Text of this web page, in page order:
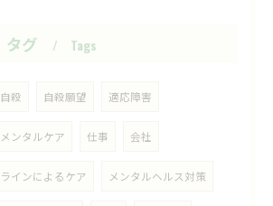
タグ Tags
自殺 自殺願望 適応障害
メンタルケア 仕事 会社
ラインによるケア メンタルヘルス対策